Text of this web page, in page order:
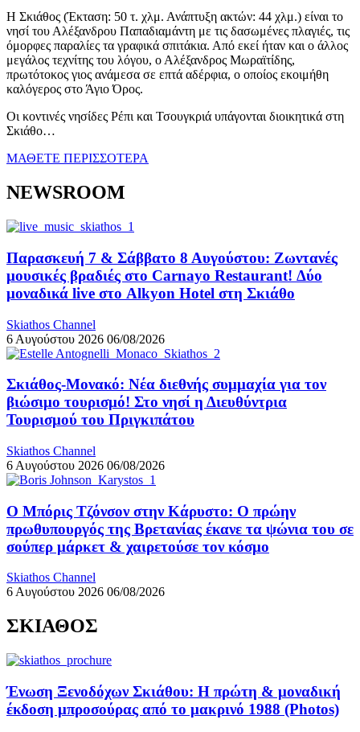
Η Σκιάθος (Έκταση: 50 τ. χλμ. Ανάπτυξη ακτών: 44 χλμ.) είναι το
νησί του Αλέξανδρου Παπαδιαμάντη με τις δασωμένες πλαγιές, τις
όμορφες παραλίες τα γραφικά σπιτάκια. Από εκεί ήταν και ο άλλος
μεγάλος τεχνίτης του λόγου, ο Αλέξανδρος Μωραϊτίδης,
πρωτότοκος γιος ανάμεσα σε επτά αδέρφια, ο οποίος εκοιμήθη
καλόγερος στο Άγιο Όρος.
Οι κοντινές νησίδες Ρέπι και Τσουγκριά υπάγονται διοικητικά στη
Σκιάθο…
ΜΑΘΕΤΕ ΠΕΡΙΣΣΟΤΕΡΑ
NEWSROOM
Παρασκευή 7 & Σάββατο 8 Αυγούστου: Ζωντανές
μουσικές βραδιές στο Carnayo Restaurant! Δύο
μοναδικά live στο Alkyon Hotel στη Σκιάθο
Skiathos Channel
6 Αυγούστου 2026 06/08/2026
Σκιάθος-Μονακό: Νέα διεθνής συμμαχία για τον
βιώσιμο τουρισμό! Στο νησί η Διευθύντρια
Τουρισμού του Πριγκιπάτου
Skiathos Channel
6 Αυγούστου 2026 06/08/2026
Ο Μπόρις Τζόνσον στην Κάρυστο: Ο πρώην
πρωθυπουργός της Βρετανίας έκανε τα ψώνια του σε
σούπερ μάρκετ & χαιρετούσε τον κόσμο
Skiathos Channel
6 Αυγούστου 2026 06/08/2026
ΣΚΙΑΘΟΣ
Ένωση Ξενοδόχων Σκιάθου: Η πρώτη & μοναδική
έκδοση μπροσούρας από το μακρινό 1988 (Photos)